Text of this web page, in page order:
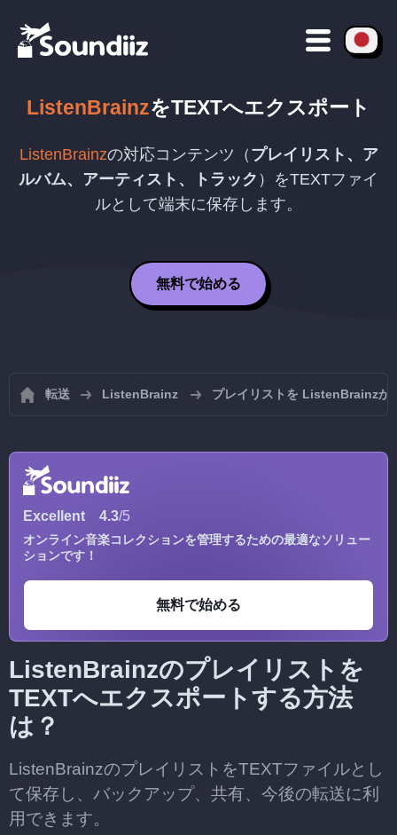
ListenBrainzをTEXTへエクスポート
ListenBrainzの対応コンテンツ（ プレイリスト、ア
ルバム、アーティスト、トラック ）をTEXTファイ
ルとして端末に保存します。
無料で始める
転送 ListenBrainz プレイリストを ListenBrainzか
Excellent 4.3/5
オンライン音楽コレクションを管理するための最適なソリュー
ションです！
無料で始める
ListenBrainzのプレイリストを
TEXTへエクスポートする方法
は？
ListenBrainzのプレイリストをTEXTファイルとし
て保存し、バックアップ、共有、今後の転送に利
用できます。